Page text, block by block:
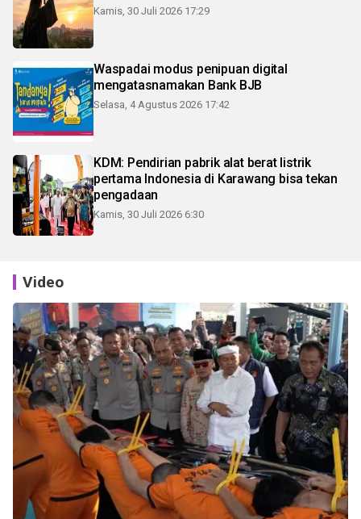
Kamis, 30 Juli 2026 17:29
Waspadai modus penipuan digital
mengatasnamakan Bank BJB
Selasa, 4 Agustus 2026 17:42
KDM: Pendirian pabrik alat berat listrik
pertama Indonesia di Karawang bisa tekan
pengadaan
Kamis, 30 Juli 2026 6:30
Video